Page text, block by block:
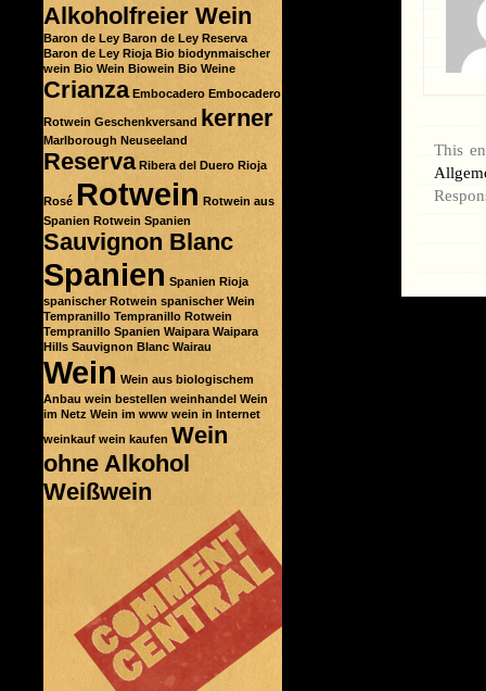
This
Alkoholfreier Wein
Baron de Ley Baron de Ley Reserva
Baron de Ley Rioja Bio biodynmaischer
wein Bio Wein Biowein Bio Weine
Crianza Embocadero Embocadero
Rotwein Geschenkversand kerner
Marlborough Neuseeland
Reserva Ribera del Duero Rioja
Rosé Rotwein Rotwein aus
Spanien Rotwein Spanien
Sauvignon Blanc
Spanien Spanien Rioja
spanischer Rotwein spanischer Wein
Tempranillo Tempranillo Rotwein
Tempranillo Spanien Waipara Waipara
Hills Sauvignon Blanc Wairau
Wein Wein aus biologischem
Anbau wein bestellen weinhandel Wein
im Netz Wein im www wein in Internet
weinkauf wein kaufen Wein
ohne Alkohol
Weißwein